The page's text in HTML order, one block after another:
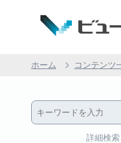
ホーム コンテンツ
詳細検索